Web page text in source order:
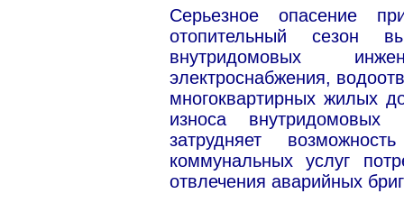
Серьезное опасение
отопительный сезон
внутридомовых
электроснабжения,
многоквартирных жилых
износа внутридомовых
затрудняет
коммунальных услуг
отвлечения аварийных